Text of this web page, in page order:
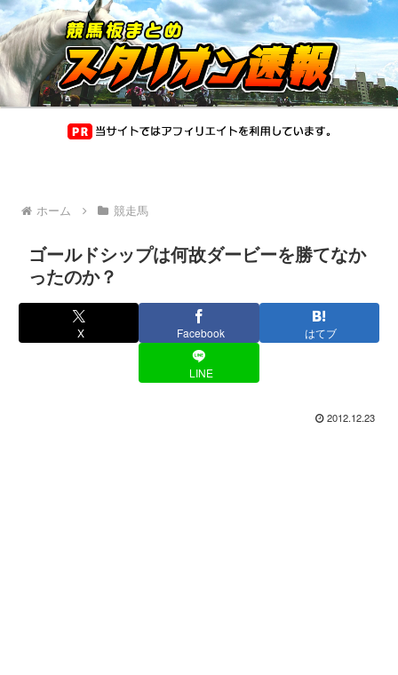
ホーム 競走馬
ゴールドシップは何故ダービーを勝てなか
ったのか？
X Facebook はてブ
LINE
2012.12.23